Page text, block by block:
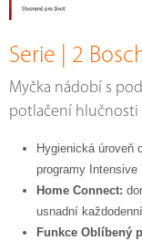
Serie | 2
Myčka nádobí s
potlačení hlučnosti
Hygienická úroveň
programy Intensive
Home Connect:
usnadní
Funkce Oblíbený